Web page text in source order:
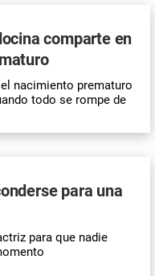
comparte en
nacimiento prematuro
todo se rompe de
para una
para que nadie